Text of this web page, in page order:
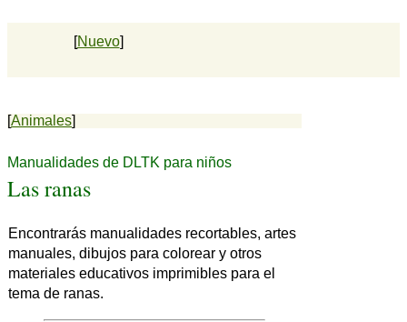
[Nuevo]
[Animales]
Manualidades de DLTK para niños
Las ranas
Encontrarás manualidades recortables, artes
manuales, dibujos para colorear y otros
materiales educativos imprimibles para el
tema de ranas.